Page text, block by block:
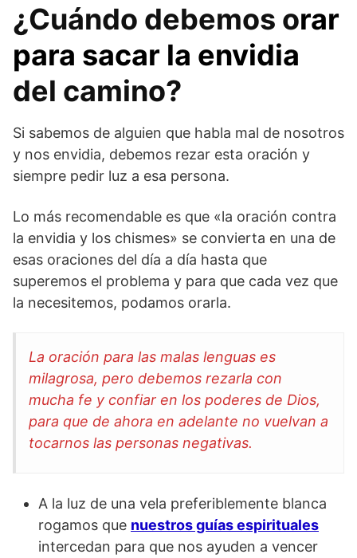
¿Cuándo debemos orar
para sacar la envidia
del camino?
Si sabemos de alguien que habla mal de nosotros
y nos envidia, debemos rezar esta oración y
siempre pedir luz a esa persona.
Lo más recomendable es que «la oración contra
la envidia y los chismes» se convierta en una de
esas oraciones del día a día hasta que
superemos el problema y para que cada vez que
la necesitemos, podamos orarla.
La oración para las malas lenguas es
milagrosa, pero debemos rezarla con
mucha fe y confiar en los poderes de Dios,
para que de ahora en adelante no vuelvan a
tocarnos las personas negativas.
A la luz de una vela preferiblemente blanca
rogamos que nuestros guías espirituales
intercedan para que nos ayuden a vencer